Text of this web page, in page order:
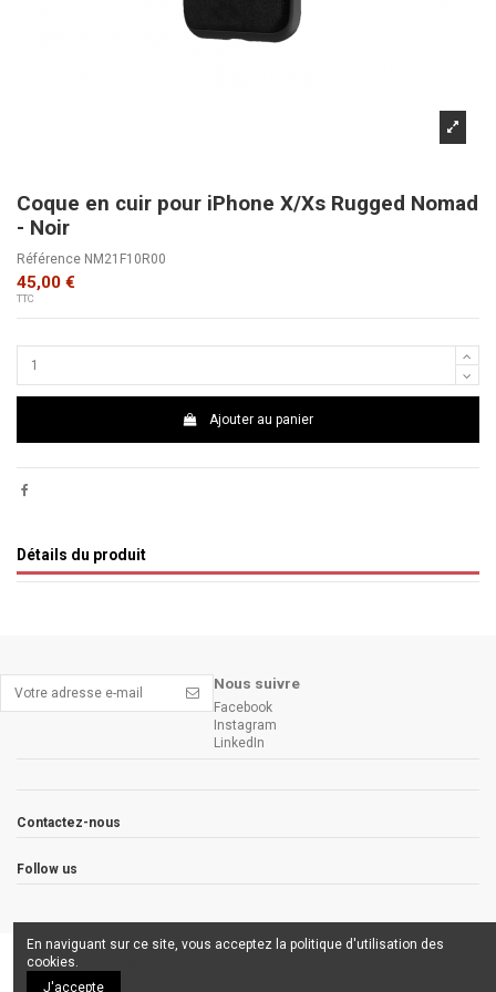
Coque en cuir pour iPhone X/Xs Rugged Nomad
- Noir
Référence NM21F10R00
45,00 €
TTC
Ajouter au panier
Détails du produit
Nous suivre
Facebook
Instagram
LinkedIn
Contactez-nous
Follow us
En naviguant sur ce site, vous acceptez la politique d'utilisation des
cookies.
J'accepte